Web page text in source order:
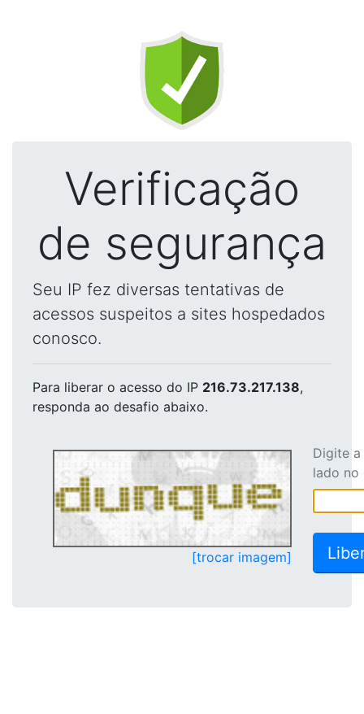
Verificação
de segurança
Seu IP fez diversas tentativas de
acessos suspeitos a sites hospedados
conosco.
Para liberar o acesso do IP 216.73.217.138,
responda ao desafio abaixo.
[trocar imagem]
Digite
lado no